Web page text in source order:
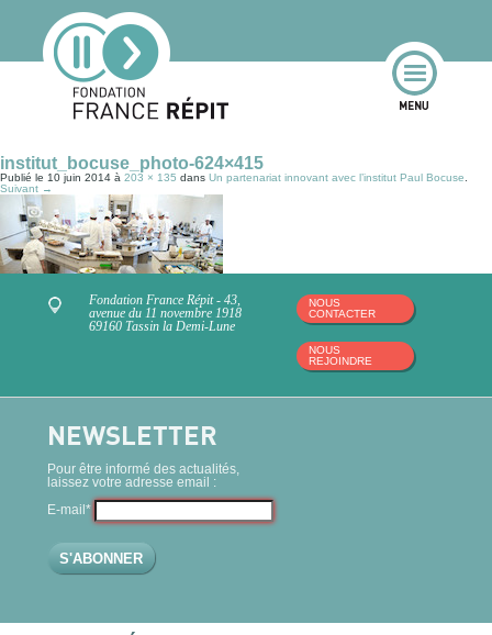
institut_bocuse_photo-624×415
Publié le 10 juin 2014 à 203 × 135 dans Un partenariat innovant avec l’institut Paul Bocuse
Suivant →
Fondation France Répit - 43,
avenue du 11 novembre 1918
69160 Tassin la Demi-Lune
NOUS
CONTACTER
NOUS
REJOINDRE
NEWSLETTER
Pour être informé des actualités,
laissez votre adresse email :
E-mail*